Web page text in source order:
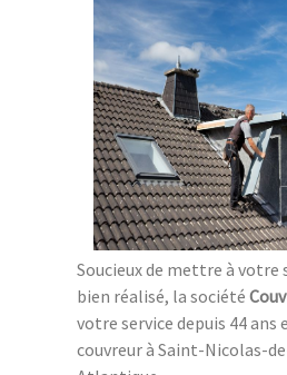
Soucieux de mettre à votre
bien réalisé, la société
votre service depuis 44
couvreur à Saint-Nicolas-